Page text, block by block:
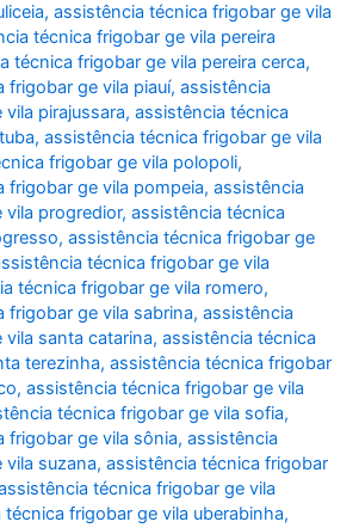
,assistência técnica frigobar ge vila
técnica frigobar ge vila pereira
técnica frigobar ge vila pereira cerca,
frigobar ge vila piauí,assistência
pirajussara,assistência técnica
,assistência técnica frigobar ge vila
frigobar ge vila polopoli,
frigobar ge vila pompeia,assistência
vila progredior,assistência técnica
,assistência técnica frigobar ge
técnica frigobar ge vila
técnica frigobar ge vila romero,
frigobar ge vila sabrina,assistência
santa catarina,assistência técnica
terezinha,assistência técnica frigobar
,assistência técnica frigobar ge vila
técnica frigobar ge vila sofia,
frigobar ge vila sônia,assistência
suzana,assistência técnica frigobar
técnica frigobar ge vila
técnica frigobar ge vila uberabinha,